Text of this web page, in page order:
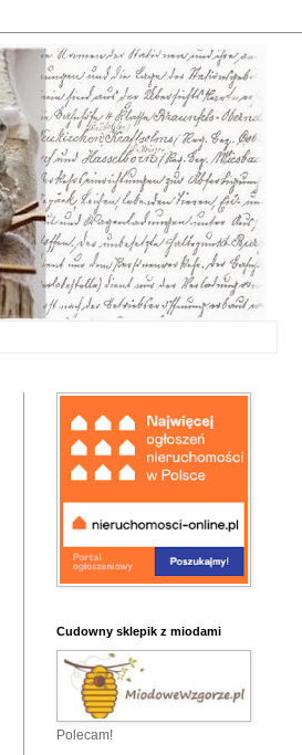
Cudowny sklepik z miodami
Polecam!